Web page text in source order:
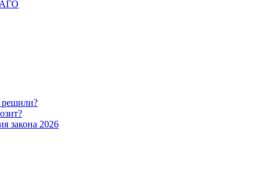
решили?
закона 2026